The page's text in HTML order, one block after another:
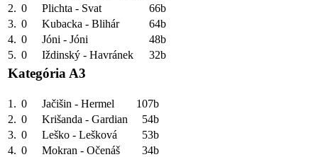
2. 0 Plichta - Svat
66b
3. 0 Kubacka - Blihár
64b
4. 0 Jóni - Jóni
48b
5. 0 Iždinský - Havránek 32b
Kategória A3
1. 0 Jačišin - Hermel
107b
2. 0 Krišanda - Gardian
54b
3. 0 Leško - Lešková
53b
4. 0 Mokran - Očenáš
34b